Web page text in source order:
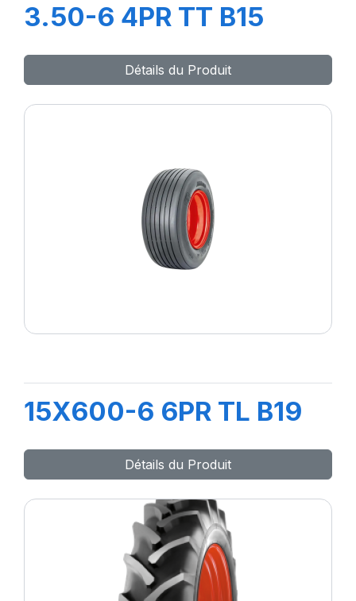
3.50-6 4PR TT B15
Détails du Produit
15X600-6 6PR TL B19
Détails du Produit